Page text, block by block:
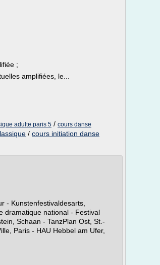
;
amplifiées, le...
adulte paris 5 / cours danse
/ cours initiation danse
- Kunstenfestivaldesarts,
dramatique national - Festival
Schaan - TanzPlan Ost, St.-
Paris - HAU Hebbel am Ufer,